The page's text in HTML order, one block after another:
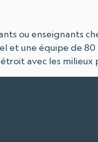
ou enseignants
et une équipe de
avec les milieux